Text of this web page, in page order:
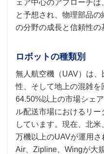
ェア中心のアプローチ
と予想され、物理部品の
の分野の成長と信頼性の
ロボットの種類別
無人航空機（UAV）は
性、そして地上の混雑を
64.50%以上の市場シェ
ル配送市場におけるリ
しています。現在、北
万機以上のUAVが運用
Air、Zipline、Wingが大